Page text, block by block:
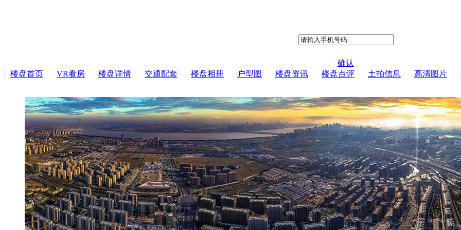
确认
楼盘首页
VR看房 楼盘详情 交通配套 楼盘相册 户型图 楼盘资讯 楼盘点评 土拍信息 高清图片